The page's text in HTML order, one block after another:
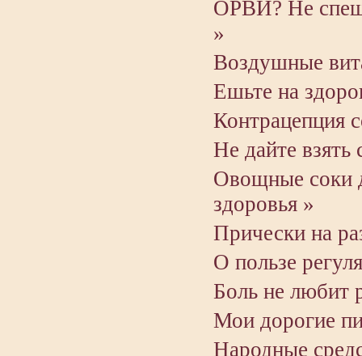
ОРВИ? Не
»
Воздушные
Ешьте на
Контрацепция
Не дайте
Овощные соки
здоровья »
Прически на
О пользе
Боль не любит
Мои дорогие
Народные